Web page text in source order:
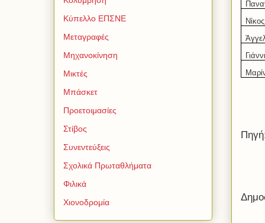
Κύπελλο ΕΠΣΝΕ
Μεταγραφές
Μηχανοκίνηση
Μικτές
Μπάσκετ
Προετοιμασίες
Στίβος
Συνεντεύξεις
Σχολικά Πρωταθλήματα
Φιλικά
Χιονοδρομία